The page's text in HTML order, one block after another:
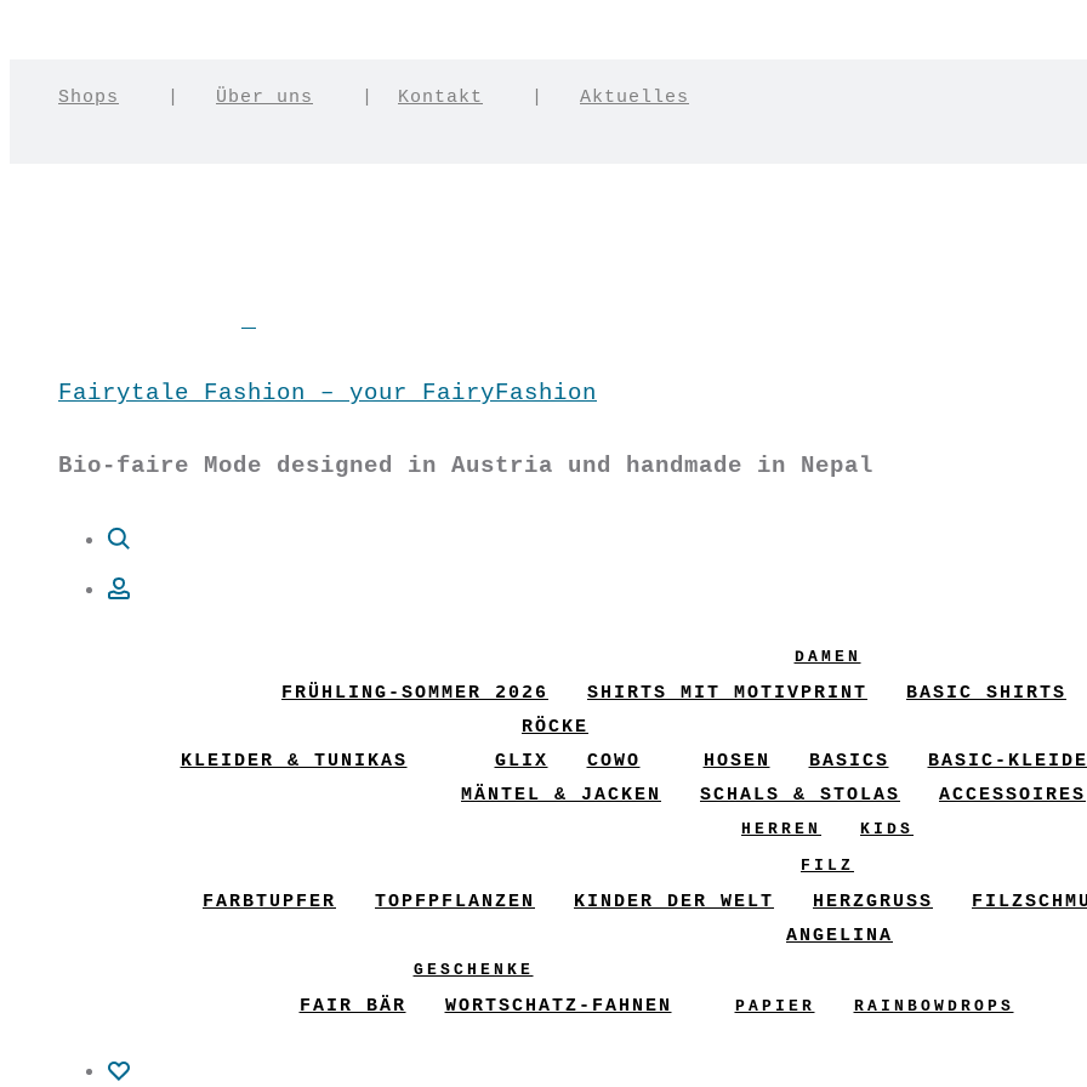
Shops Über uns Kontakt Aktuelles
Fairytale Fashion – your FairyFashion
Bio-faire Mode designed in Austria und handmade in Nepal
DAMEN
FRÜHLING-SOMMER 2026 SHIRTS MIT MOTIVPRINT BASIC SHIRTS
KLEIDER & TUNIKAS
RÖCKE
GLIX
COWO HOSEN BASICS
BASIC-
MÄNTEL & JACKEN
SCHALS & STOLAS ACCESSOIRES
HERREN
KIDS
FILZ
FARBTUPFER TOPFPFLANZEN KINDER DER WELT HERZGRUSS
ANGELINA
GESCHENKE
FAIR BÄR WORTSCHATZ-FAHNEN PAPIER RAINBOWDROPS